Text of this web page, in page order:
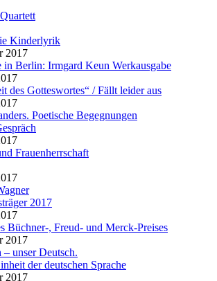
Kinderlyrik
2017
in Berlin: Irmgard Keun Werkausgabe
des Gotteswortes“ / Fällt leider aus
Poetische Begegnungen
Frauenherrschaft
2017
Büchner-, Freud- und Merck-Preises
2017
unser Deutsch.
der deutschen Sprache
2017